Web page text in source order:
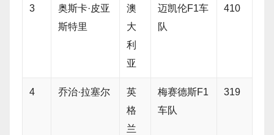
3
奥斯卡·皮亚
斯特里
澳
大
利
亚
迈凯伦F1车
队
410
4 乔治·拉塞尔
英
格
兰
梅赛德斯F1
车队
319